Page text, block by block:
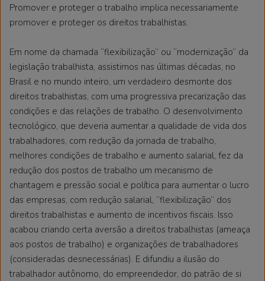
Promover e proteger o trabalho implica necessariamente
promover e proteger os direitos trabalhistas.
Em nome da chamada “flexibilização” ou “modernização” da
legislação trabalhista, assistimos nas últimas décadas, no
Brasil e no mundo inteiro, um verdadeiro desmonte dos
direitos trabalhistas, com uma progressiva precarização das
condições e das relações de trabalho. O desenvolvimento
tecnológico, que deveria aumentar a qualidade de vida dos
trabalhadores, com redução da jornada de trabalho,
melhores condições de trabalho e aumento salarial, fez da
redução dos postos de trabalho um mecanismo de
chantagem e pressão social e política para aumentar o lucro
das empresas, com redução salarial, “flexibilização” dos
direitos trabalhistas e aumento de incentivos fiscais. Isso
acabou criando certa aversão a direitos trabalhistas (ameaça
aos postos de trabalho) e organizações de trabalhadores
(consideradas desnecessárias). E difundiu a ilusão do
trabalhador autônomo, do empreendedor, do patrão de si